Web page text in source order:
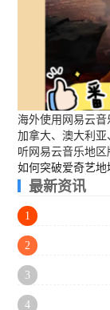
海外使用网易云音
加拿大、澳大利
听网易云音乐地
如何突破爱奇艺地
最新资讯
1
2
3
4